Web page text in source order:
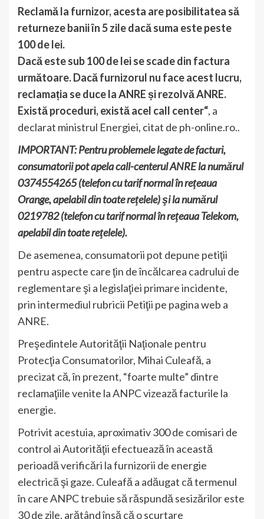
Reclamă la furnizor, acesta are posibilitatea să
returneze banii în 5 zile dacă suma este peste
100 de lei.
Dacă este sub 100 de lei se scade din factura
următoare. Dacă furnizorul nu face acest lucru,
reclamația se duce la ANRE și rezolvă ANRE.
Există proceduri, există acel call center“, a
declarat ministrul Energiei, citat de ph-online.ro..
IMPORTANT: Pentru problemele legate de facturi,
consumatorii pot apela call-centerul ANRE la numărul
0374554265 (telefon cu tarif normal în reţeaua
Orange, apelabil din toate reţelele) şi la numărul
0219782 (telefon cu tarif normal în reţeaua Telekom,
apelabil din toate reţelele).
De asemenea, consumatorii pot depune petiţii
pentru aspecte care ţin de încălcarea cadrului de
reglementare şi a legislaţiei primare incidente,
prin intermediul rubricii Petiţii pe pagina web a
ANRE.
Preşedintele Autorităţii Naţionale pentru
Protecţia Consumatorilor, Mihai Culeafă, a
precizat că, în prezent, “foarte multe” dintre
reclamaţiile venite la ANPC vizează facturile la
energie.
Potrivit acestuia, aproximativ 300 de comisari de
control ai Autorităţii efectuează în această
perioadă verificări la furnizorii de energie
electrică şi gaze. Culeafă a adăugat că termenul
în care ANPC trebuie să răspundă sesizărilor este
30 de zile, arătând însă că o scurtare